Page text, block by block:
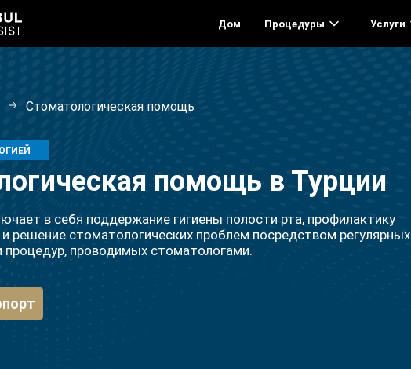
Дом Процедуры Услуги
Стоматологическая помощь
помощь в Турции
в себя поддержание гигиены полости рта, профилактику
и решение стоматологических проблем посредством регулярных
процедур, проводимых стоматологами.